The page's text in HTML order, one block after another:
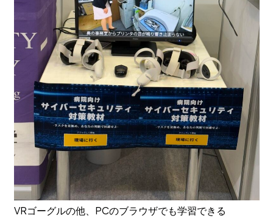
VRゴーグルの他、PCのブラウザでも学習できる